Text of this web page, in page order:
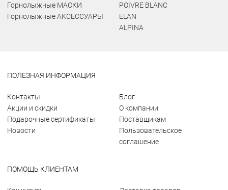
Горнолыжные МАСКИ
Горнолыжные АКСЕССУАРЫ
POIVRE BLANC
ELAN
ALPINA
ПОЛЕЗНАЯ ИНФОРМАЦИЯ
Контакты
Акции и скидки
Подарочные сертификаты
Новости
Блог
О компании
Поставщикам
Пользовательское
соглашение
ПОМОЩЬ КЛИЕНТАМ